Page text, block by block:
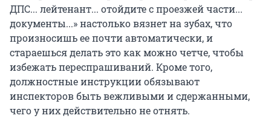
ДПС... лейтенант... отойдите с проезжей части...
документы...» настолько вязнет на зубах, что
произносишь ее почти автоматически, и
стараешься делать это как можно четче, чтобы
избежать переспрашиваний. Кроме того,
должностные инструкции обязывают
инспекторов быть вежливыми и сдержанными,
чего у них действительно не отнять.